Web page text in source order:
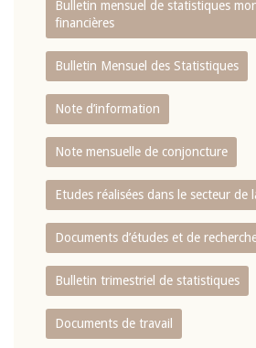
Bulletin mensuel de statistiques
financières
Bulletin Mensuel des Statistiques
Note d’information
Note mensuelle de conjoncture
Etudes réalisées dans le secteur de
Documents d’études et de
Bulletin trimestriel de statistiques
Documents de travail